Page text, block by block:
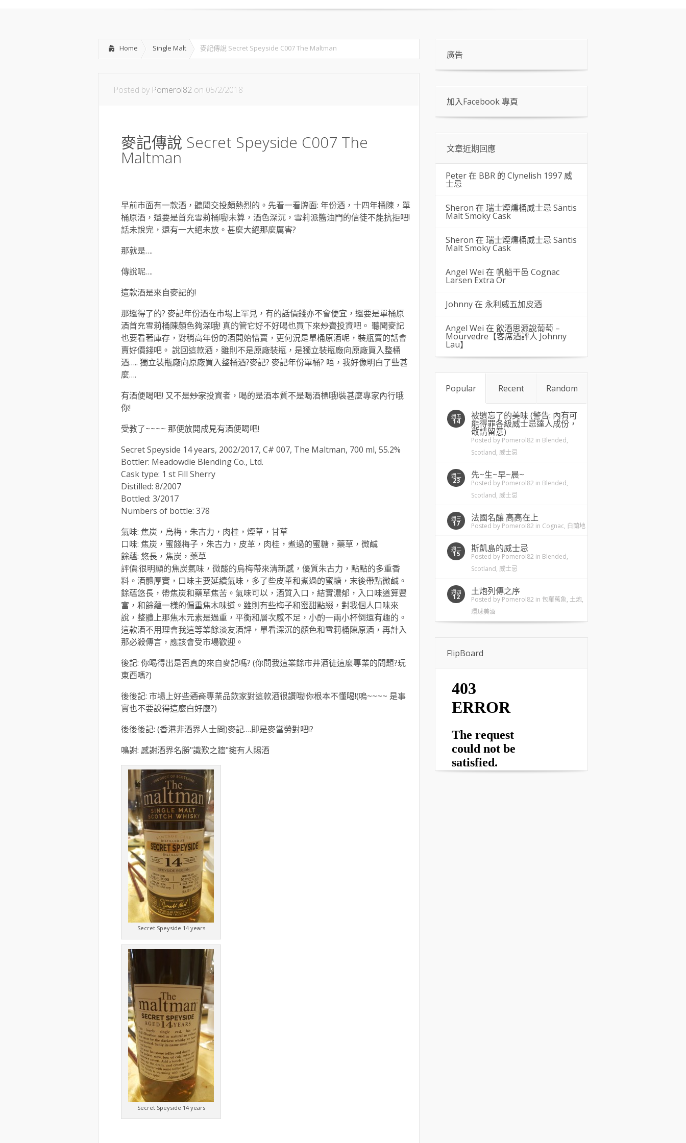
Home Single Malt 麥記傳說 Secret Speyside C007 The Maltman
Posted by Pomerol82 on 05/2/2018
麥記傳說 Secret Speyside C007 The
Maltman
早前市面有一款酒，聽聞交投頗熱烈的。先看一看牌面: 年份酒，十四年桶陳，單
桶原酒，還要是首充雪莉桶哦!未算，酒色深沉，雪莉派醬油門的信徒不能抗拒吧!
話未說完，還有一大絕未放。甚麼大絕那麼厲害?
那就是….
傳說呢….
這款酒是來自麥記的!
那還得了的? 麥記年份酒在市場上罕見，有的話價錢亦不會便宜，還要是單桶原
酒首充雪莉桶陳顏色夠深哦! 真的管它好不好喝也買下來炒賣投資吧。 聽聞麥記
也要看著庫存，對稍高年份的酒開始惜賣，更何況是單桶原酒呢，裝瓶賣的話會
賣好價錢吧。 說回這款酒，雖則不是原廠裝瓶，是獨立裝瓶廠向原廠買入整桶
酒….. 獨立裝瓶廠向原廠買入整桶酒?麥記? 麥記年份單桶? 唔，我好像明白了些甚
麼….
有酒便喝吧! 又不是炒家投資者，喝的是酒本質不是喝酒標哦!裝甚麼專家內行哦
你!
受教了~~~~ 那便放開成見有酒便喝吧!
Secret Speyside 14 years, 2002/2017, C# 007, The Maltman, 700 ml, 55.2%
Bottler: Meadowdie Blending Co., Ltd.
Cask type: 1 st Fill Sherry
Distilled: 8/2007
Bottled: 3/2017
Numbers of bottle: 378
氣味: 焦炭，烏梅，朱古力，肉桂，煙草，甘草
口味: 焦炭，蜜餞梅子，朱古力，皮革，肉桂，煮過的蜜糖，藥草，微鹹
餘蘊: 悠長，焦炭，藥草
評價:很明顯的焦炭氣味，微酸的烏梅帶來清新感，優質朱古力，點點的多重香
料。酒體厚實，口味主要延續氣味，多了些皮革和煮過的蜜糖，末後帶點微鹹。
餘蘊悠長，帶焦炭和藥草焦苦。氣味可以，酒質入口，結實濃郁，入口味道算豐
富，和餘蘊一樣的偏重焦木味道。雖則有些梅子和蜜甜點綴，對我個人口味來
說，整體上那焦木元素是過重，平衡和層次感不足，小酌一兩小杯倒還有趣的。
這款酒不用理會我這等業餘淡友酒評，單看深沉的顏色和雪莉桶陳原酒，再計入
那必殺傳言，應該會受市場歡迎。
後記: 你喝得出是否真的來自麥記嗎? (你問我這業餘市井酒徒這麼專業的問題?玩
東西嗎?)
後後記: 市場上好些酒商專業品飲家對這款酒很讚哦!你根本不懂喝!(嗚~~~~ 是事
實也不要說得這麼白好麼?)
後後後記: (香港非酒界人士問)麥記….即是麥當勞對吧!?
鳴謝: 感謝酒界名勝"識歎之牆"擁有人賜酒
Secret Speyside 14 years
Secret Speyside 14 years
廣告
加入Facebook 專頁
文章近期回應
Peter 在 BBR 的 Clynelish 1997 威
士忌
Sheron 在 瑞士煙燻桶威士忌 Säntis
Malt Smoky Cask
Sheron 在 瑞士煙燻桶威士忌 Säntis
Malt Smoky Cask
Angel Wei 在 帆船干邑 Cognac
Larsen Extra Or
Johnny 在 永利威五加皮酒
Angel Wei 在 飲酒思源說葡萄 –
Mourvedre【客席酒評人 Johnny
Lau】
Popular Recent Random
週五
14
被遺忘了的美味 (警告: 內有可
能得罪各級威士忌達人成份，
敬請留意)
Posted by Pomerol82 in Blended,
Scotland, 威士忌
週二
23
先~生~早~晨~
Posted by Pomerol82 in Blended,
Scotland, 威士忌
週三
17
法國名釀 高高在上
Posted by Pomerol82 in Cognac, 白蘭地
週二
15
斯凱島的威士忌
Posted by Pomerol82 in Blended,
Scotland, 威士忌
週四
12
土炮列傳之序
Posted by Pomerol82 in 包羅萬象, 土炮,
環球美酒
FlipBoard